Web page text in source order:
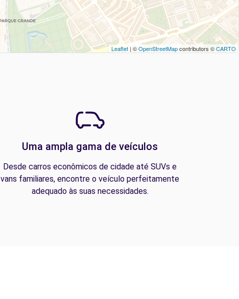
Leaflet | ©OpenStreetMapcontributors ©CARTO
Uma ampla gama de veículos
Desde carros econômicos de cidade até SUVs e
vans familiares, encontre o veículo perfeitamente
adequado às suas necessidades.